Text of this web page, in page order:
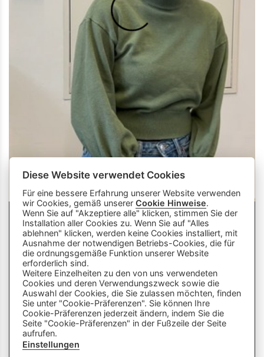
Stelle mir hier Fragen zu
Lehrberufen und zeige mir Videos.
Beispiele: «Zeige mir Videos von
info
Dieser Chatbot wird von Künstlicher
Intelligenz unterstützt. Er wertet unsere
Plattform aus und nutzt externe Quellen.
Der Chatbot kann Fehler machen oder
ungenaue Informationen liefern. Bitte
Diese Website verwendet Cookies
Für eine bessere Erfahrung unserer Website verwenden
wir Cookies, gemäß unsererCookie Hinweise.
Wenn Sie auf "Akzeptiere alle" klicken, stimmen Sie der
Installation aller Cookies zu. Wenn Sie auf "Alles
ablehnen" klicken, werden keine Cookies installiert, mit
Ausnahme der notwendigen Betriebs-Cookies, die für
die ordnungsgemäße Funktion unserer Website
erforderlich sind.
Weitere Einzelheiten zu den von uns verwendeten
Cookies und deren Verwendungszweck sowie die
Auswahl der Cookies, die Sie zulassen möchten, finden
Sie unter "Cookie-Präferenzen". Sie können Ihre
Cookie-Präferenzen jederzeit ändern, indem Sie die
Seite "Cookie-Präferenzen" in der Fußzeile der Seite
aufrufen.
Einstellungen